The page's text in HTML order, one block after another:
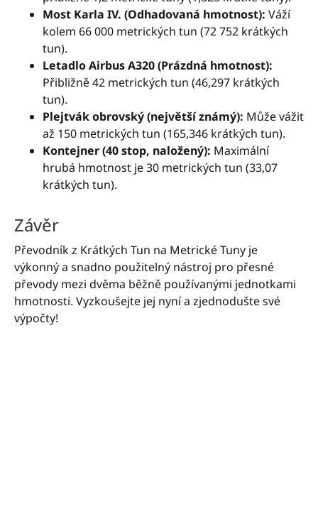
Most Karla IV. (Odhadovaná hmotnost): Váží
kolem 66 000 metrických tun (72 752 krátkých
tun).
Letadlo Airbus A320 (Prázdná hmotnost):
Přibližně 42 metrických tun (46,297 krátkých
tun).
Plejtvák obrovský (největší známý): Může vážit
až 150 metrických tun (165,346 krátkých tun).
Kontejner (40 stop, naložený): Maximální
hrubá hmotnost je 30 metrických tun (33,07
krátkých tun).
Závěr
Převodník z Krátkých Tun na Metrické Tuny je
výkonný a snadno použitelný nástroj pro přesné
převody mezi dvěma běžně používanými jednotkami
hmotnosti. Vyzkoušejte jej nyní a zjednodušte své
výpočty!